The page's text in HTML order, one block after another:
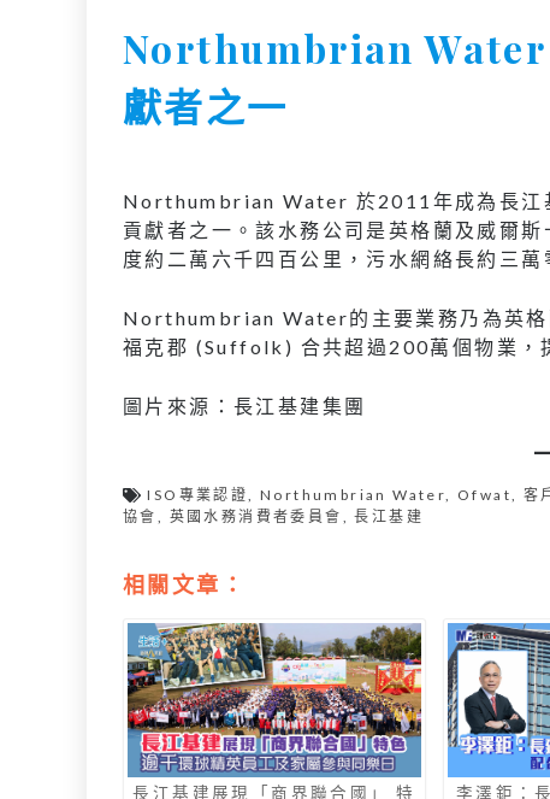
Northumbrian Water
獻者之一
Northumbrian Water 於2011年成為長江
貢獻者之一。該水務公司是英格蘭及威爾
度約二萬六千四百公里，污水網絡長約三萬
Northumbrian Water的主要業務乃為英
福克郡 (Suffolk) 合共超過200萬個物業，
圖片來源：長江基建集團
ISO專業認證,Northumbrian Water, Ofwat, 客
協會 , 英國水務消費者委員會 ,長江基建
相關文章：
長江基建展現「商界聯合國」 特 李澤鉅：